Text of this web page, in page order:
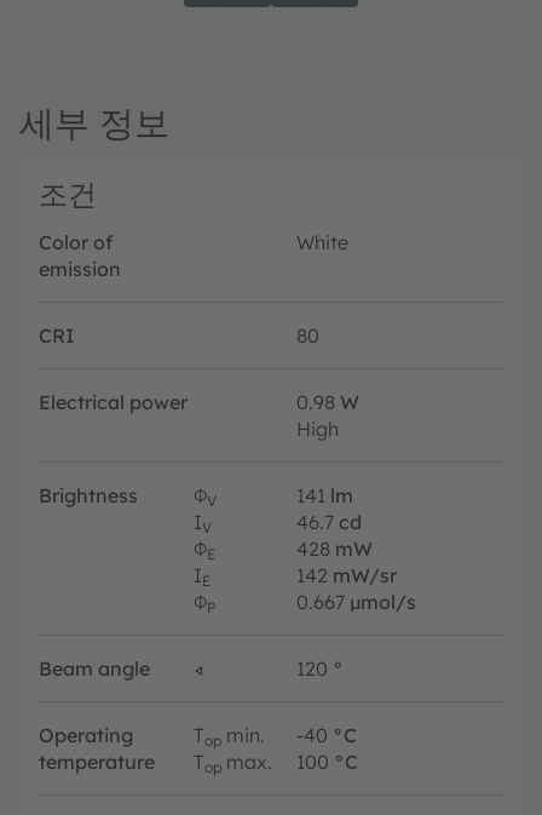
세부 정보
조건
Color of
emission
White
CRI 80
Electrical power 0.98 W
High
Brightness ΦV 141 lm
IV 46.7 cd
ΦE 428 mW
IE 142 mW/sr
ΦP 0.667 µmol/s
Beam angle ∢ 120 °
Operating
temperature
Top min. -40 °C
Top max. 100 °C